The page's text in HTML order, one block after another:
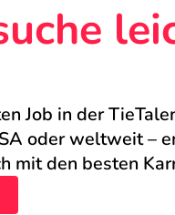
Job in der
oder weltweit –
mit den besten